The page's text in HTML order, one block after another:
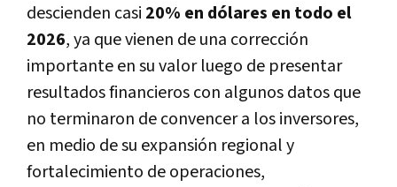
descienden casi 20% en dólares en todo el
2026, ya que vienen de una corrección
importante en su valor luego de presentar
resultados financieros con algunos datos que
no terminaron de convencer a los inversores,
en medio de su expansión regional y
fortalecimiento de operaciones,